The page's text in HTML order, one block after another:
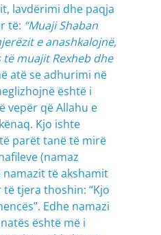
lavdërimi dhe paqja
të: “Muaji Shaban
e anashkalojnë,
të muajit Rexheb dhe
atë se adhurimi në
është i
vepër që Allahu e
Kjo ishte
parët tanë të mirë
(namaz
të akshamit
tjera thoshin: “Kjo
Edhe namazi
është më i